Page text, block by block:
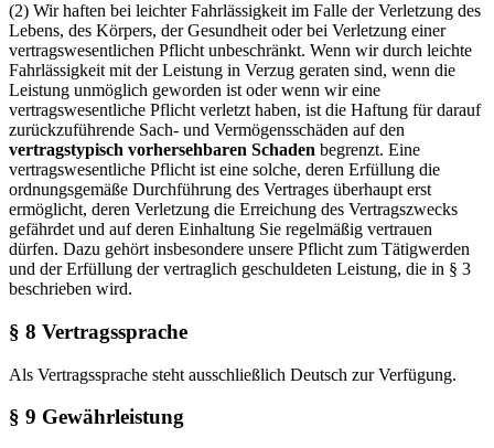
(2) Wir haften bei leichter Fahrlässigkeit im Falle der Verletzung des
Lebens, des Körpers, der Gesundheit oder bei Verletzung einer
vertragswesentlichen Pflicht unbeschränkt. Wenn wir durch leichte
Fahrlässigkeit mit der Leistung in Verzug geraten sind, wenn die
Leistung unmöglich geworden ist oder wenn wir eine
vertragswesentliche Pflicht verletzt haben, ist die Haftung für darauf
zurückzuführende Sach- und Vermögensschäden auf den
vertragstypisch vorhersehbaren Schaden begrenzt. Eine
vertragswesentliche Pflicht ist eine solche, deren Erfüllung die
ordnungsgemäße Durchführung des Vertrages überhaupt erst
ermöglicht, deren Verletzung die Erreichung des Vertragszwecks
gefährdet und auf deren Einhaltung Sie regelmäßig vertrauen
dürfen. Dazu gehört insbesondere unsere Pflicht zum Tätigwerden
und der Erfüllung der vertraglich geschuldeten Leistung, die in § 3
beschrieben wird.
§ 8 Vertragssprache
Als Vertragssprache steht ausschließlich Deutsch zur Verfügung.
§ 9 Gewährleistung